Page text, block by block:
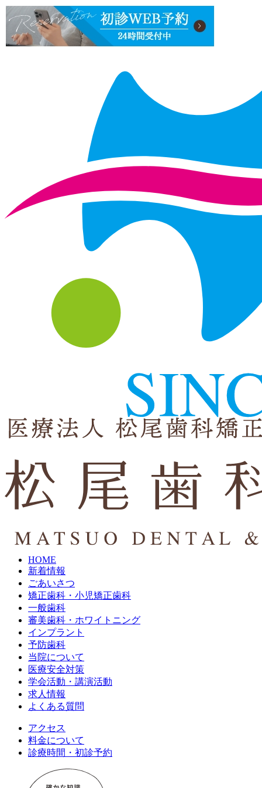
HOME
新着情報
ごあいさつ
矯正歯科・小児矯正歯科
一般歯科
審美歯科・ホワイトニング
インプラント
予防歯科
当院について
医療安全対策
学会活動・講演活動
求人情報
よくある質問
アクセス
料金について
診療時間・初診予約